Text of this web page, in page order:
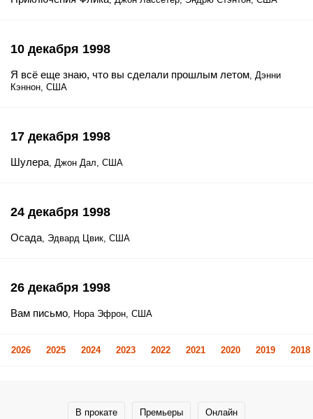
10 декабря 1998
Я всё еще знаю, что вы сделали прошлым летом, Дэнни
Кэннон, США
17 декабря 1998
Шулера, Джон Дал, США
24 декабря 1998
Осада, Эдвард Цвик, США
26 декабря 1998
Вам письмо, Нора Эфрон, США
2026 2025 2024 2023 2022 2021 2020 2019 2018
В прокате Премьеры Онлайн